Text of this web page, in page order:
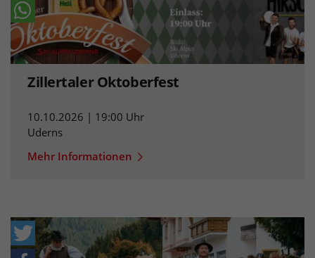
Zillertaler Oktoberfest
10.10.2026 | 19:00 Uhr
Uderns
Mehr Informationen